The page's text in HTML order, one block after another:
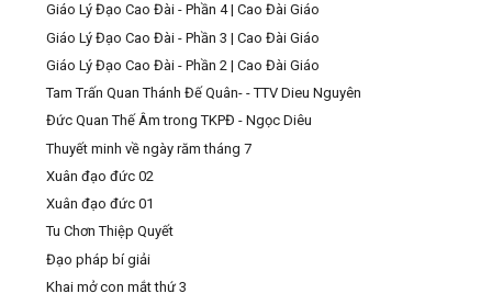
Giáo Lý Đạo Cao Đài - Phần 4 | Cao Đài Giáo
Giáo Lý Đạo Cao Đài - Phần 3 | Cao Đài Giáo
Giáo Lý Đạo Cao Đài - Phần 2 | Cao Đài Giáo
Tam Trấn Quan Thánh Đế Quân- - TTV Dieu Nguyên
Đức Quan Thế Âm trong TKPĐ - Ngọc Diêu
Thuyết minh về ngày răm tháng 7
Xuân đạo đức 02
Xuân đạo đức 01
Tu Chơn Thiệp Quyết
Đạo pháp bí giải
Khai mở con mắt thứ 3